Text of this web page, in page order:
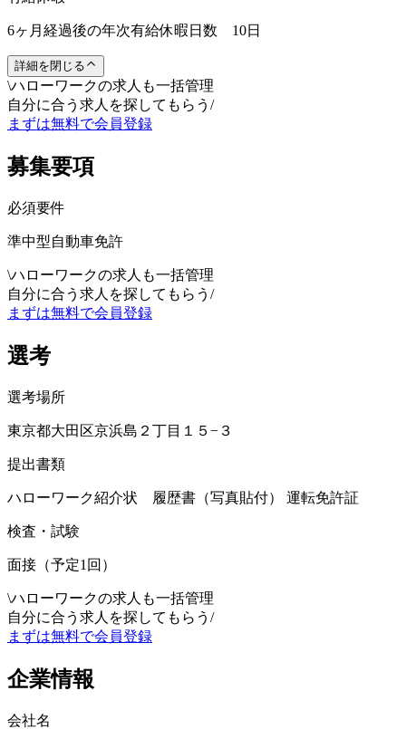
6ヶ月経過後の年次有給休暇日数 10日
詳細を閉じる
\ハローワークの求人も一括管理
自分に合う求人を探してもらう /
まずは無料で会員登録
募集要項
必須要件
準中型自動車免許
\ハローワークの求人も一括管理
自分に合う求人を探してもらう /
まずは無料で会員登録
選考
選考場所
東京都大田区京浜島２丁目１５−３
提出書類
ハローワーク紹介状 履歴書（写真貼付） 運転免許証
検査・試験
面接（予定1回）
\ハローワークの求人も一括管理
自分に合う求人を探してもらう /
まずは無料で会員登録
企業情報
会社名